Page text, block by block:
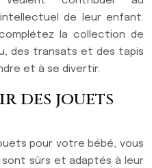
de leur enfant.
la collection de
des transats et des tapis
et à se divertir.
des jouets
pour votre bébé, vous
sont sûrs et adaptés à leur